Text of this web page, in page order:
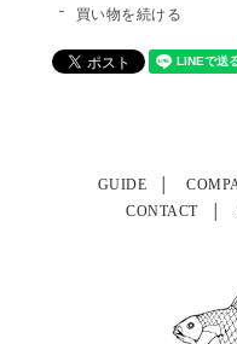
買い物を続ける
GUIDE
CONTACT